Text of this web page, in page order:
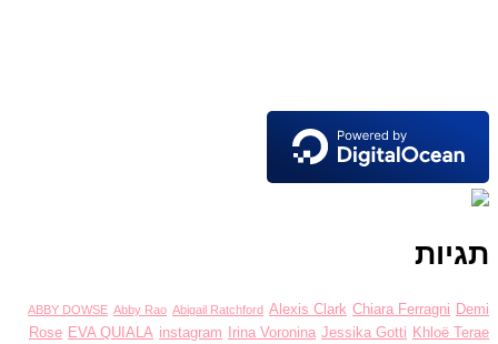
ABBY DOWSE Abby Rao Abigail Ratchford Alexis Clark Chiara Ferragni
Rose EVA QUIALA instagram Irina Voronina Jessika Gotti Khloë